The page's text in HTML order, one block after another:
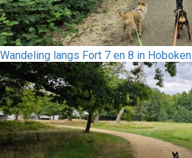
Wandeling langs Fort 7 en 8 in Hoboken